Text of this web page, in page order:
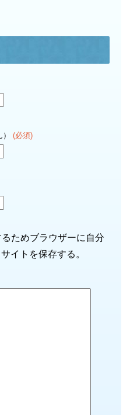
(必須)
ためブラウザーに自分
イトを保存する。